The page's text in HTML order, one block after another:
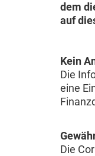
dem
auf
Kein
Die
eine
Die